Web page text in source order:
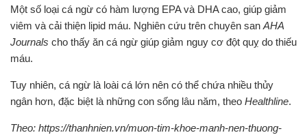
Một số loại cá ngừ có hàm lượng EPA và DHA cao, giúp giảm
viêm và cải thiện lipid máu. Nghiên cứu trên chuyên san AHA
Journals cho thấy ăn cá ngừ giúp giảm nguy cơ đột quỵ do thiếu
máu.
Tuy nhiên, cá ngừ là loài cá lớn nên có thể chứa nhiều thủy
ngân hơn, đặc biệt là những con sống lâu năm, theo Healthline.
Theo: https://thanhnien.vn/muon-tim-khoe-manh-nen-thuong-